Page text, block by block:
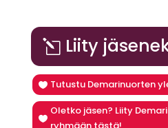
Liity
Tutustu Demarinuorten
Oletko jäsen? Liity